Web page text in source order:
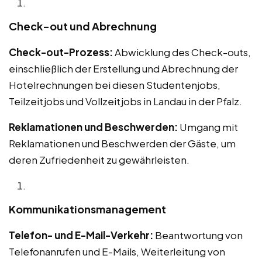
Check-out und Abrechnung
Check-out-Prozess:Abwicklung des Check-outs,
einschließlich der Erstellung und Abrechnung der
Hotelrechnungen bei diesen Studentenjobs,
Teilzeitjobs und Vollzeitjobs in Landau in der Pfalz.
Reklamationen und Beschwerden: Umgang mit
Reklamationen und Beschwerden der Gäste, um
deren Zufriedenheit zu gewährleisten.
Kommunikationsmanagement
Telefon- und E-Mail-Verkehr: Beantwortung von
Telefonanrufen und E-Mails, Weiterleitung von